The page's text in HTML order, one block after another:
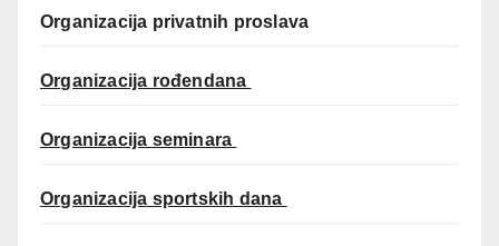
Organizacija privatnih proslava
Organizacija rođendana
Organizacija seminara
Organizacija sportskih dana